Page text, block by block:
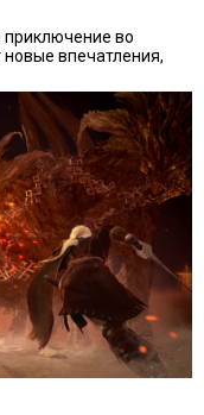
приключение во
новые впечатления,